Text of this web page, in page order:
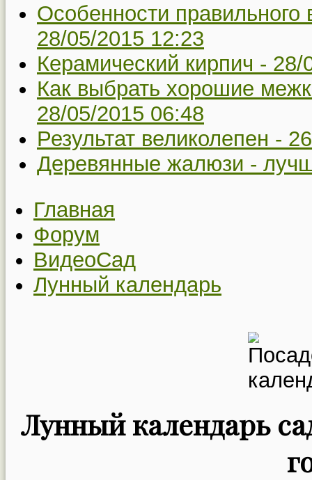
Особенности
28/05/2015 12:23
Керамический кирпич - 28/
Как выбрать хорошие
28/05/2015 06:48
Результат великолепен -
Деревянные жалюзи -
Главная
Форум
ВидеоСад
Лунный календарь
Лунный календарь